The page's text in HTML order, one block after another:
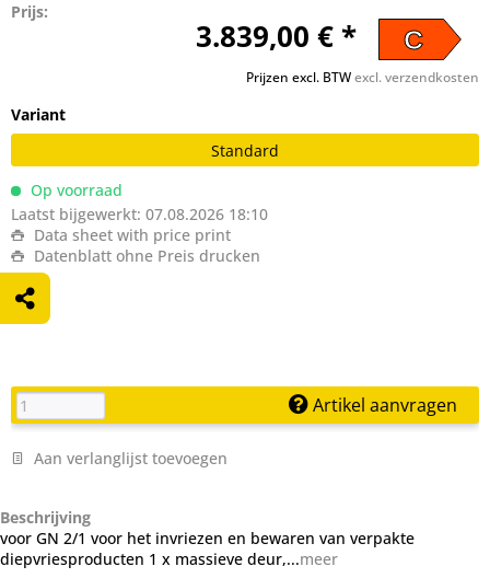
Prijs:
3.839,00 € * C
Prijzen excl. BTWexcl. verzendkosten
Variant
Standard
Op voorraad
Laatst bijgewerkt: 07.08.2026 18:10
Data sheet with price print
Datenblatt ohne Preis drucken
Artikel aanvragen
Aan verlanglijst toevoegen
Beschrijving
voor GN 2/1 voor het invriezen en bewaren van verpakte
diepvriesproducten 1 x massieve deur,...meer